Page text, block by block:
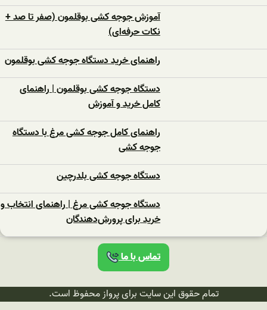
آموزش جوجه کشی بوقلمون (صفر تا صد +
نکات حرفه‌ای)
راهنمای خرید دستگاه جوجه کشی بوقلمون
دستگاه جوجه کشی بوقلمون | راهنمای
کامل خرید و آموزش
راهنمای کامل جوجه کشی مرغ با دستگاه
جوجه کشی
دستگاه جوجه‌ کشی بلدرچین
دستگاه جوجه‌ کشی مرغ | راهنمای انتخاب و
خرید برای پرورش‌دهندگان
تماس با ما
تمام حقوق این سایت برای پرواز محفوظ است.